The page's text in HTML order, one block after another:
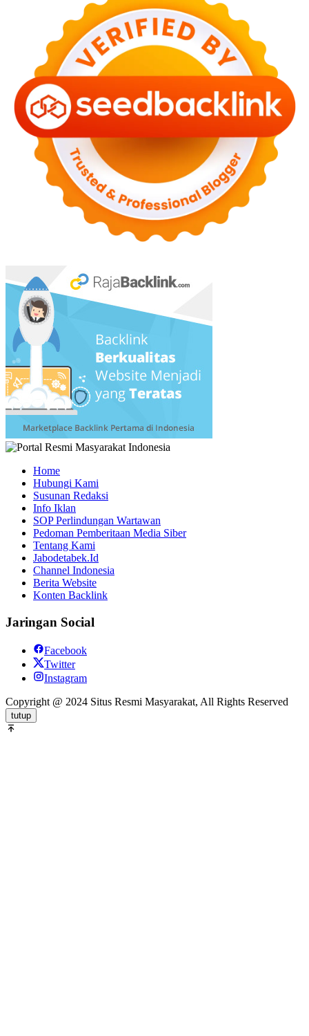
Home
Hubungi Kami
Susunan Redaksi
Info Iklan
SOP Perlindungan Wartawan
Pedoman Pemberitaan Media Siber
Tentang Kami
Jabodetabek.Id
Channel Indonesia
Berita Website
Konten Backlink
Jaringan Social
Facebook
Twitter
Instagram
Copyright @ 2024 Situs Resmi Masyarakat, All Rights Reserved
tutup